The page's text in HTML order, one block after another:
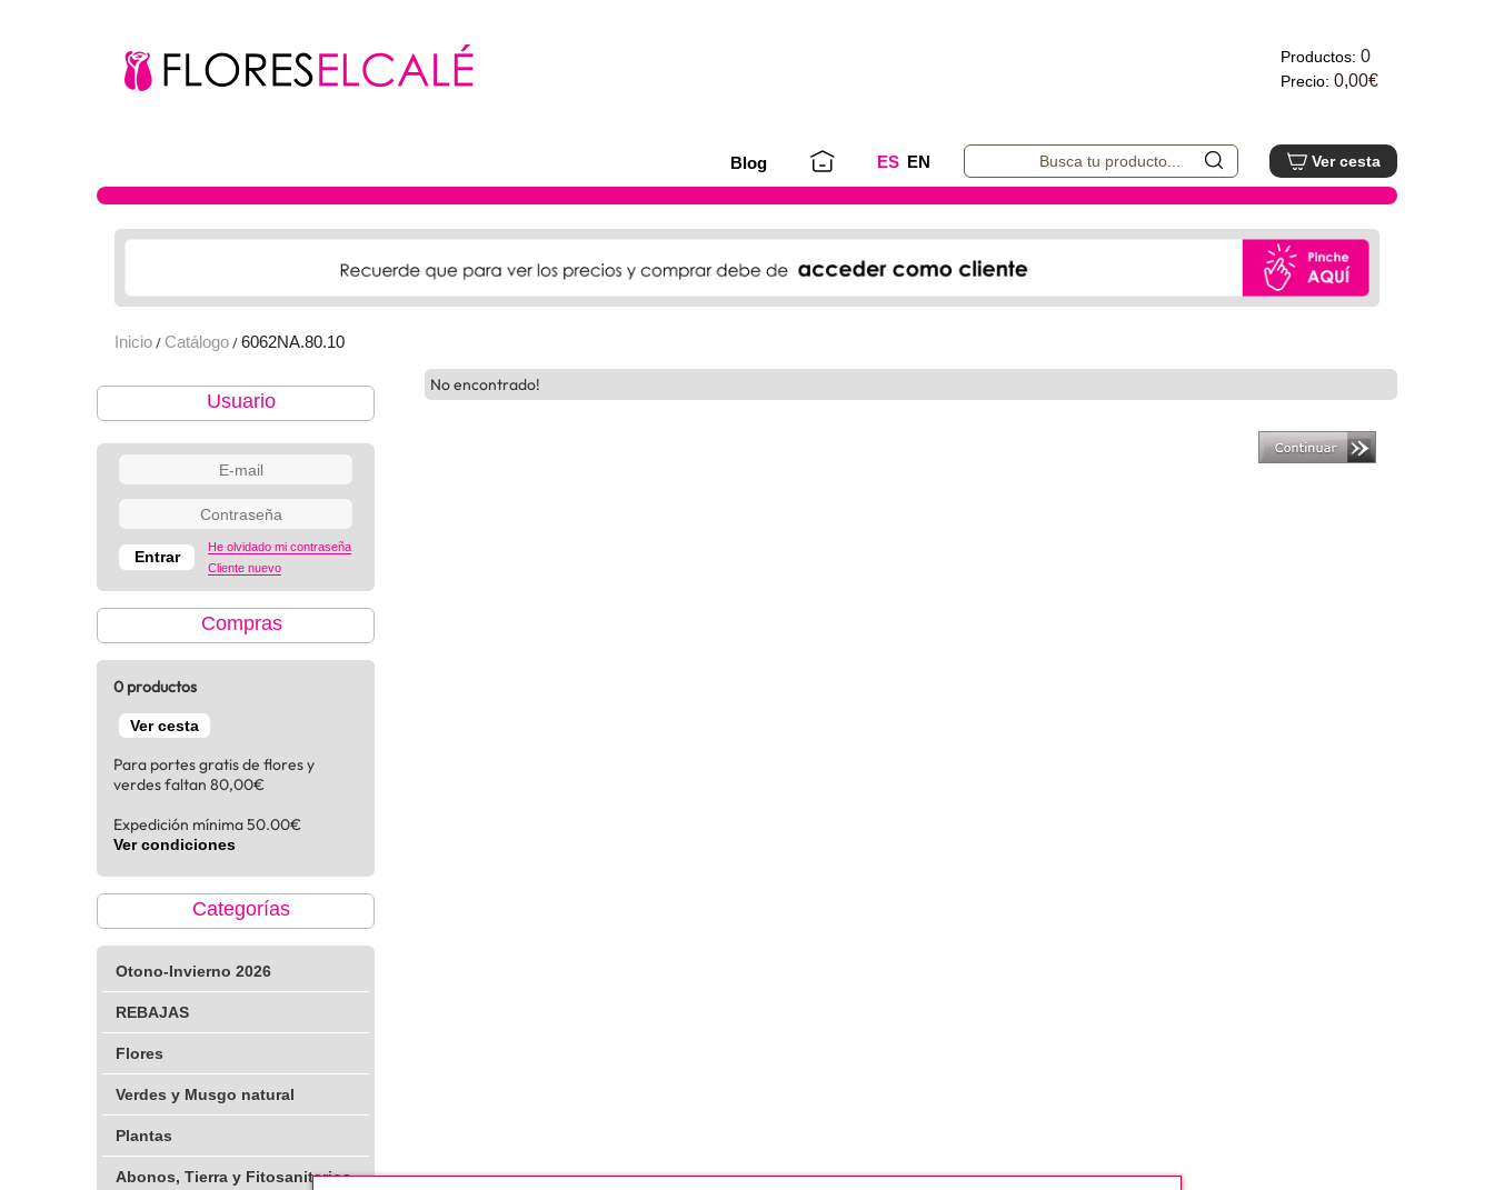
Productos: 0
Precio: 0,00€
Blog ES EN Ver cesta
Inicio / Catálogo / 6062NA.80.10
Usuario
He olvidado mi contraseña
Cliente nuevo
Compras
0 productos
Ver cesta
Para portes gratis de flores y
verdes faltan 80,00€
Expedición mínima 50.00€
Ver condiciones
Categorías
Otono-Invierno 2026
REBAJAS
Flores
Verdes y Musgo natural
Plantas
Abonos, Tierra y Fitosanitarios
No encontrado!